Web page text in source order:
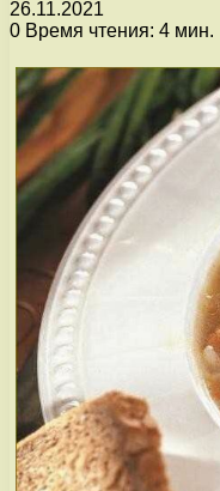
26.11.2021
0 Время чтения: 4 мин.